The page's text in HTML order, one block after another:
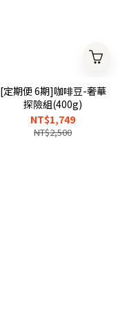
[定期便 6期]咖啡豆-奢華
探險組(400g)
NT$1,749
NT$2,500